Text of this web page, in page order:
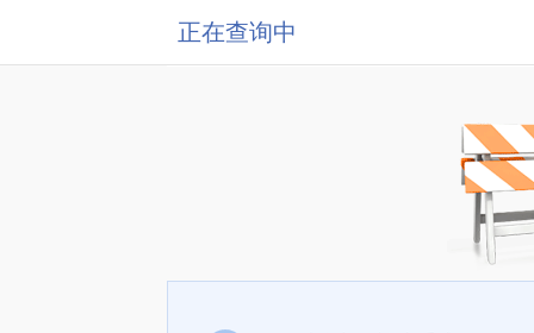
正在查询中